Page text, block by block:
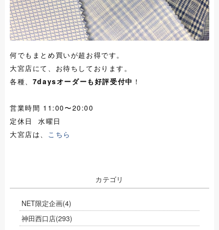
何でもまとめ買いが超お得です。
大宮店にて、お待ちしております。
各種、 7daysオーダーも好評受付中 ！
営業時間 11:00〜20:00
定休日 水曜日
大宮店は、 こちら
カテゴリ
NET限定企画(4)
神田西口店(293)